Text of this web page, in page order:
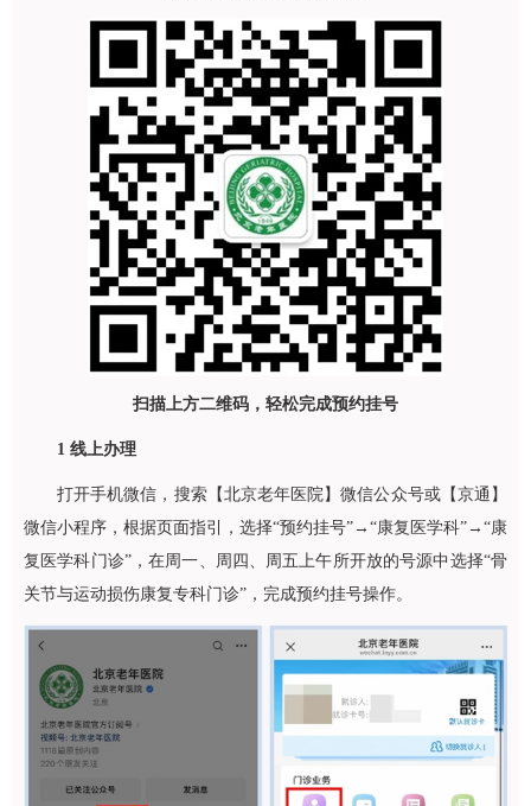
扫描上方二维码，轻松完成预约挂号
1 线上办理
打开手机微信，搜索【北京老年医院】微信公众号或【京通】
微信小程序，根据页面指引，选择“预约挂号”→“康复医学科”→“康
复医学科门诊”，在周一、周四、周五上午所开放的号源中选择“骨
关节与运动损伤康复专科门诊”，完成预约挂号操作。